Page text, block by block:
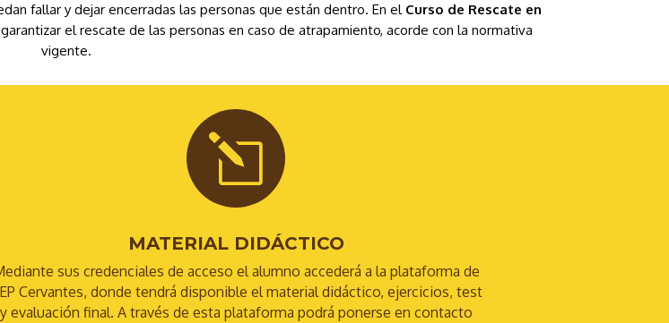
fallar y dejar encerradas las personas que están dentro. En el Curso de Rescate en
el rescate de las personas en caso de atrapamiento, acorde con la normativa
vigente.
l
MATERIAL DIDÁCTICO
sus credenciales de acceso el alumno accederá a la plataforma de
Cervantes, donde tendrá disponible el material didáctico, ejercicios, test
y evaluación final. A través de esta plataforma podrá ponerse en contacto